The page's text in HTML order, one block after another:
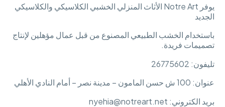
يوفر Notre Art الأثاث المنزلي الخشبي الكلاسيكي والكلاسيكي
الجديد
باستخدام الخشب الطبيعي المصنوع من قبل عمال مؤهلين لإنتاج
تصميمات فريدة.
تليفون: 26775602
عنوان: 100 ش حسن المامون – مدينة نصر – أمام النادي الأهلي
بريد الكتروني: nyehia@notreart.net